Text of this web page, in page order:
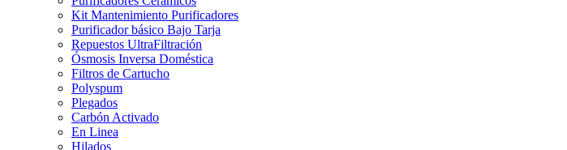
Kit Mantenimiento Purificadores
Purificador básico Bajo Tarja
Repuestos UltraFiltración
Ósmosis Inversa Doméstica
Filtros de Cartucho
Polyspum
Plegados
Carbón Activado
En Linea
Hilados